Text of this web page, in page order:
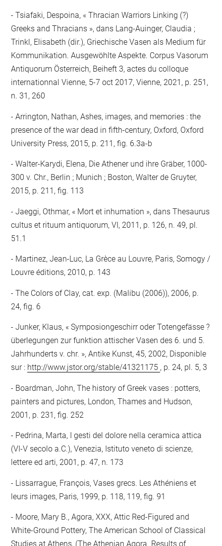
Tsiafaki, Despoina, « Thracian Warriors Linking (?)
Greeks and Thracians », dans Lang-Auinger, Claudia ;
Trinkl, Elisabeth (dir.), Griechische Vasen als Medium für
Kommunikation. Ausgewöhlte Aspekte. Corpus Vasorum
Antiquorum Österreich, Beiheft 3, actes du colloque
internationnal Vienne, 5-7 oct 2017, Vienne, 2021, p. 251,
n. 31, 260
Arrington, Nathan, Ashes, images, and memories : the
presence of the war dead in fifth-century, Oxford, Oxford
University Press, 2015, p. 211, fig. 6.3a-b
Walter-Karydi, Elena, Die Athener und ihre Gräber, 1000-
300 v. Chr., Berlin ; Munich ; Boston, Walter de Gruyter,
2015, p. 211, fig. 113
Jaeggi, Othmar, « Mort et inhumation », dans Thesaurus
cultus et rituum antiquorum, VI, 2011, p. 126, n. 49, pl.
51.1
Martinez, Jean-Luc, La Grèce au Louvre, Paris, Somogy /
Louvre éditions, 2010, p. 143
The Colors of Clay, cat. exp. (Malibu (2006)), 2006, p.
24, fig. 6
Junker, Klaus, « Symposiongeschirr oder Totengefässe ?
überlegungen zur funktion attischer Vasen des 6. und 5.
Jahrhunderts v. chr. », Antike Kunst, 45, 2002, Disponible
sur : http://www.jstor.org/stable/41321175 , p. 24, pl. 5, 3
Boardman, John, The history of Greek vases : potters,
painters and pictures, London, Thames and Hudson,
2001, p. 231, fig. 252
Pedrina, Marta, I gesti del dolore nella ceramica attica
(VI-V secolo a.C.), Venezia, Istituto veneto di scienze,
lettere ed arti, 2001, p. 47, n. 173
Lissarrague, François, Vases grecs. Les Athéniens et
leurs images, Paris, 1999, p. 118, 119, fig. 91
Moore, Mary B., Agora, XXX, Attic Red-Figured and
White-Ground Pottery, The American School of Classical
Studies at Athens, (The Athenian Agora. Results of